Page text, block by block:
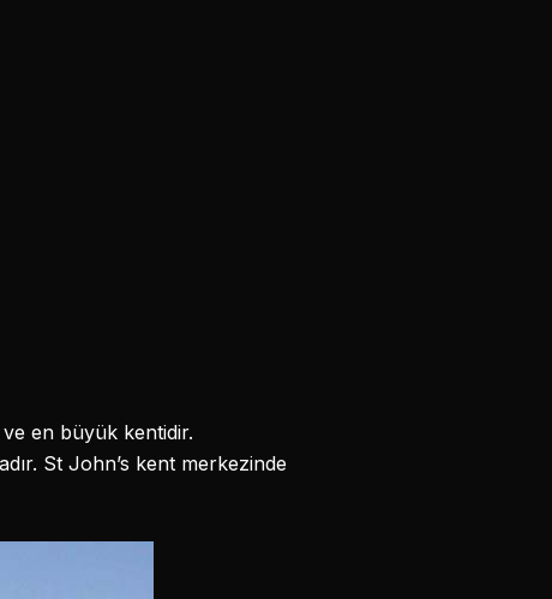
en büyük kentidir.
St John’s kent merkezinde